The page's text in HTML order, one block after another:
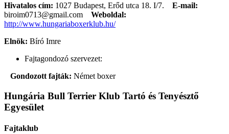
Hivatalos cím: 1027 Budapest, Erőd utca 18. I/7. E-mail:
biroim0713@gmail.com
Weboldal:
http://www.hungariaboxerklub.hu/
Elnök: Bíró Imre
Fajtagondozó szervezet:
Gondozott fajták: Német boxer
Hungária Bull Terrier Klub Tartó és Tenyésztő
Egyesület
Fajtaklub